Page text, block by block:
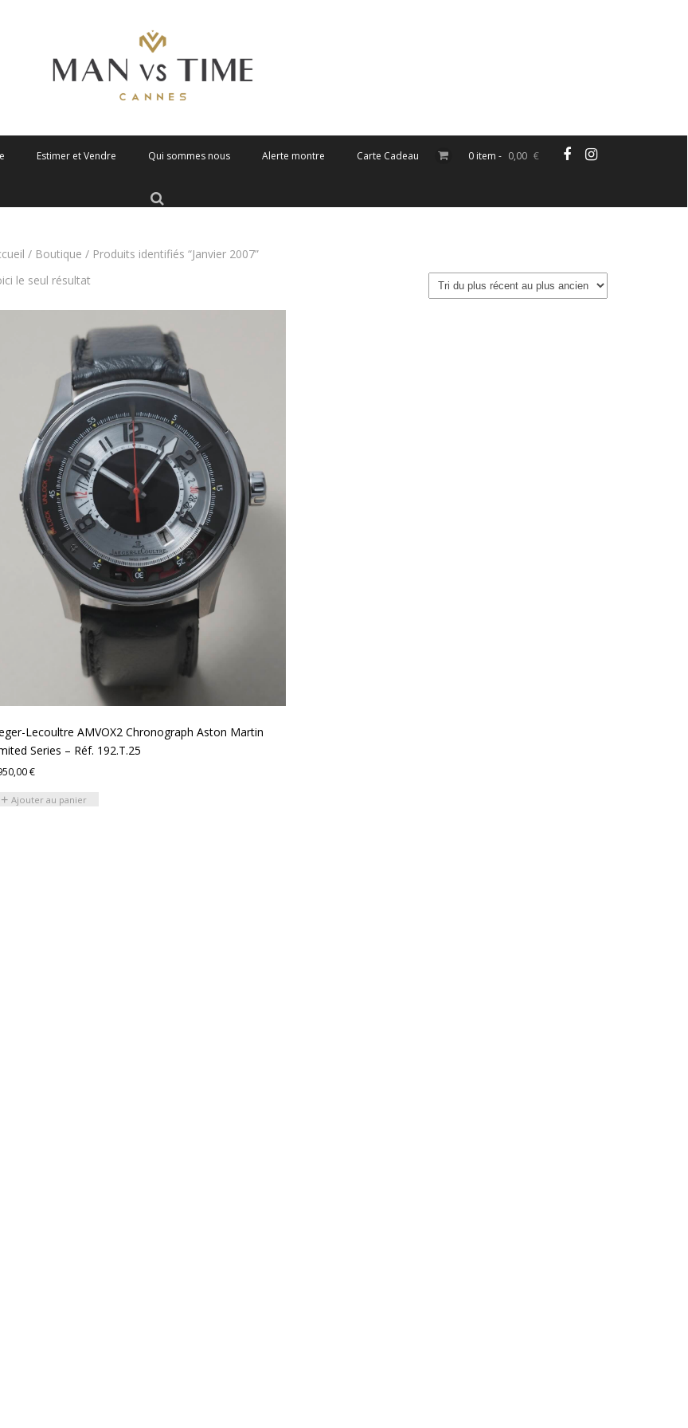
Estimer et Vendre Qui sommes nous Alerte montre Carte Cadeau 0 item - 0,00 €
/ Boutique / Produits identifiés “Janvier 2007”
le seul résultat
Lecoultre AMVOX2 Chronograph Aston Martin
Series – Réf. 192.T.25
€
Ajouter au panier